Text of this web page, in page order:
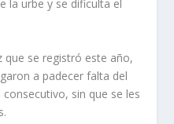
la urbe y se dificulta el
que se registró este año,
a padecer falta del
sin que se les